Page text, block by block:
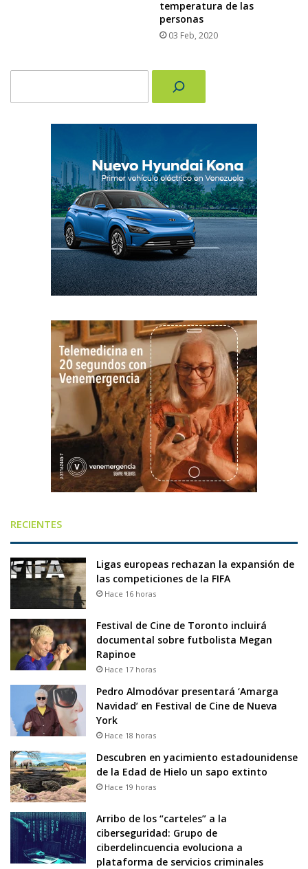
temperatura de las
personas
03 Feb, 2020
RECIENTES
Ligas europeas rechazan la expansión de
las competiciones de la FIFA
Hace 16 horas
Festival de Cine de Toronto incluirá
documental sobre futbolista Megan
Rapinoe
Hace 17 horas
Pedro Almodóvar presentará ‘Amarga
Navidad’ en Festival de Cine de Nueva
York
Hace 18 horas
Descubren en yacimiento estadounidense
de la Edad de Hielo un sapo extinto
Hace 19 horas
Arribo de los “carteles” a la
ciberseguridad: Grupo de
ciberdelincuencia evoluciona a
plataforma de servicios criminales